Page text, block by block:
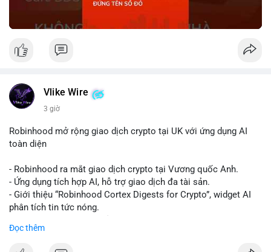
Vlike Wire
3 giờ
Robinhood mở rộng giao dịch crypto tại UK với ứng dụng AI
toàn diện
- Robinhood ra mắt giao dịch crypto tại Vương quốc Anh.
- Ứng dụng tích hợp AI, hỗ trợ giao dịch đa tài sản.
- Giới thiệu “Robinhood Cortex Digests for Crypto”, widget AI
phân tích tin tức nóng.
nhanh chóng.
Đọc thêm